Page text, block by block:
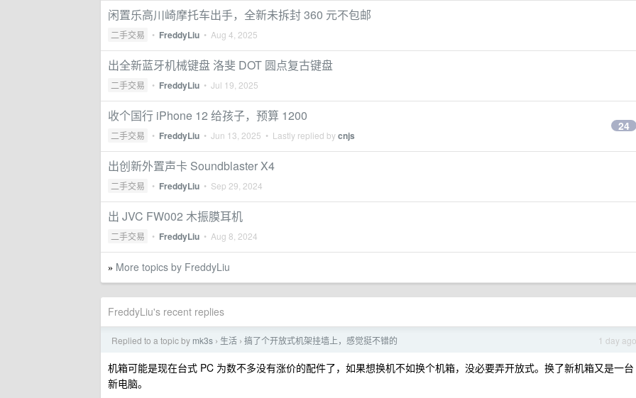
闲置乐高川崎摩托车出手，全新未拆封 360 元不包邮
二手交易 • FreddyLiu • Aug 4, 2025
出全新蓝牙机械键盘 洛斐 DOT 圆点复古键盘
二手交易 • FreddyLiu • Jul 19, 2025
收个国行 iPhone 12 给孩子，预算 1200
二手交易 • FreddyLiu • Jun 13, 2025 • Lastly replied bycnjs
24
出创新外置声卡 Soundblaster X4
二手交易 • FreddyLiu • Sep 29, 2024
出 JVC FW002 木振膜耳机
二手交易 • FreddyLiu • Aug 8, 2024
» More topics by FreddyLiu
FreddyLiu's recent replies
1 day ago
Replied to a topic by mk3s › 生活 › 搞了个开放式机架挂墙上，感觉挺不错的
机箱可能是现在台式 PC 为数不多没有涨价的配件了，如果想换机不如换个机箱，没必要弄开放式。换了新机箱又是一台
新电脑。